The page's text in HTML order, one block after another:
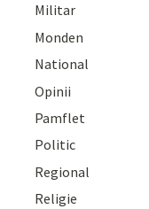
Militar
Monden
National
Opinii
Pamflet
Politic
Regional
Religie